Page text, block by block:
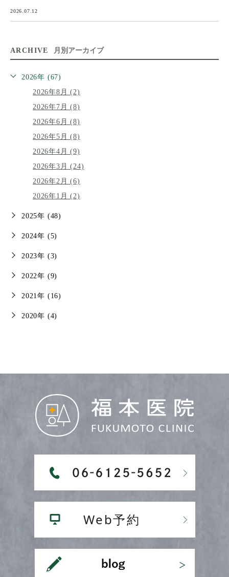
2026.07.12
ARCHIVE 月別アーカイブ
2026年 (67)
2026年8月 (2)
2026年7月 (8)
2026年6月 (8)
2026年5月 (8)
2026年4月 (9)
2026年3月 (24)
2026年2月 (6)
2026年1月 (2)
2025年 (48)
2024年 (5)
2023年 (3)
2022年 (9)
2021年 (16)
2020年 (4)